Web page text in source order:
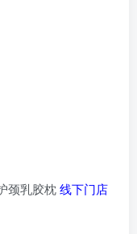
颈乳胶枕线下门店